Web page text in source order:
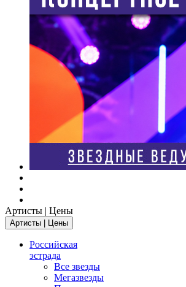
Артисты | Цены
Артисты | Цены
Российская
эстрада
Все звезды
Мегазвезды